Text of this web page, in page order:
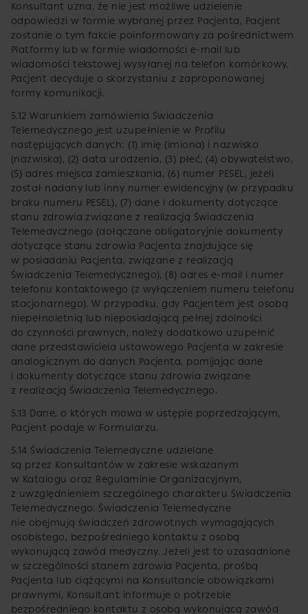
Konsultant uzna, że nie jest możliwe udzielenie
odpowiedzi w formie wybranej przez Pacjenta, Pacjent
zostanie o tym fakcie poinformowany za pośrednictwem
Platformy lub w formie wiadomości e-mail lub
wiadomości tekstowej wysyłanej na telefon komórkowy.
Pacjent decyduje o skorzystaniu z zaproponowanej
formy komunikacji.
5.12 Warunkiem zamówienia Świadczenia
Telemedycznego jest uzupełnienie w Profilu
następujących danych: (1) imię (imiona) i nazwisko
(nazwiska), (2) data urodzenia, (3) płeć, (4) obywatelstwo,
(5) adres miejsca zamieszkania, (6) numer PESEL, jeżeli
został nadany lub inny numer ewidencyjny (w przypadku
braku numeru PESEL), (7) dane i dokumenty dotyczące
stanu zdrowia związane z realizacją Świadczenia
Telemedycznego (dołączane obligatoryjnie dokumenty
dotyczące stanu zdrowia Pacjenta znajdujące się
w posiadaniu Pacjenta, związane z realizacją
Świadczenia Telemedycznego), (8) adres e-mail i numer
telefonu kontaktowego (z wyłączeniem numeru telefonu
stacjonarnego). W przypadku, gdy Pacjentem jest osobą
niepełnoletnią lub nieposiadającą pełnej zdolności
do czynności prawnych, należy dodatkowo uzupełnić
dane przedstawiciela ustawowego Pacjenta w zakresie
analogicznym do danych Pacjenta, pomijając dane
i dokumenty dotyczące stanu zdrowia związane
z realizacją Świadczenia Telemedycznego.
5.13 Dane, o których mowa w ustępie poprzedzającym,
Pacjent podaje w Formularzu.
5.14 Świadczenia Telemedyczne udzielane
są przez Konsultantów w zakresie wskazanym
w Katalogu oraz Regulaminie Organizacyjnym,
z uwzględnieniem szczególnego charakteru Świadczenia
Telemedycznego. Świadczenia Telemedyczne
nie obejmują świadczeń zdrowotnych wymagających
osobistego, bezpośredniego kontaktu z osobą
wykonującą zawód medyczny. Jeżeli jest to uzasadnione
w szczególności stanem zdrowia Pacjenta, prośbą
Pacjenta lub ciążącymi na Konsultancie obowiązkami
prawnymi, Konsultant informuje o potrzebie
bezpośredniego kontaktu z osobą wykonującą zawód